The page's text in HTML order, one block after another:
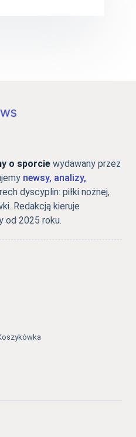
o sporcie wydawany przez
newsy, analizy,
dyscyplin: piłki nożnej,
Redakcją kieruje
od 2025 roku.